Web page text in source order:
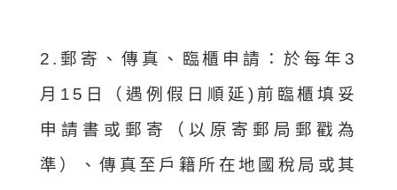
2.郵寄、傳真、臨櫃申請：於每年3
月15日（遇例假日順延)前臨櫃填妥
申請書或郵寄（以原寄郵局郵戳為
準）、傳真至戶籍所在地國稅局或其